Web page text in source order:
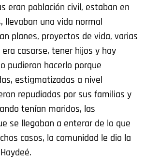
eran población civil, estaban en
llevaban una vida normal
planes, proyectos de vida, varias
casarse, tener hijos y hay
pudieron hacerlo porque
estigmatizadas a nivel
repudiadas por sus familias y
tenían maridos, las
se llegaban a enterar de lo que
casos, la comunidad le dio la